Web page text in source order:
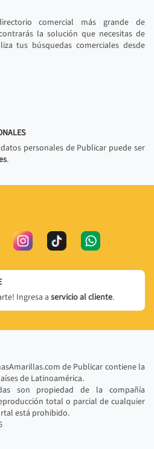
comercial más grande de
la solución que necesitas de
tus búsquedas comerciales desde
personales de Publicar puede ser
.
Ingresa a servicio al cliente.
de Publicar contiene la
de Latinoamérica.
son propiedad de la compañía
total o parcial de cualquier
está prohibido.